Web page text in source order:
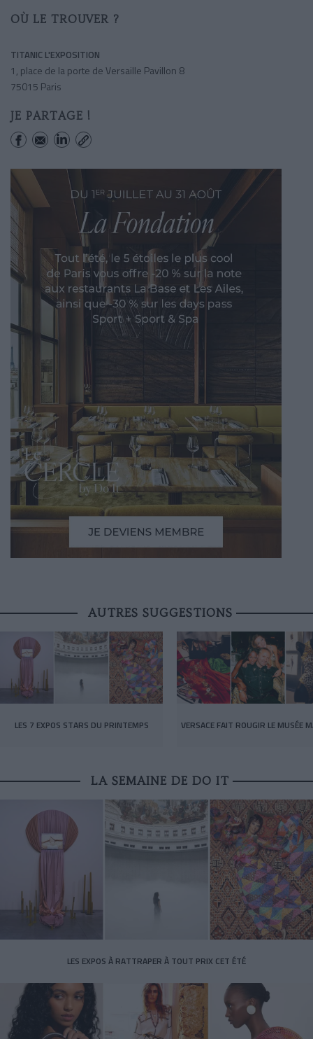
OÙ LE TROUVER ?
TITANIC L'EXPOSITION
1, place de la porte de Versaille Pavillon 8
75015 Paris
JE PARTAGE !
AUTRES SUGGESTIONS
LES 7 EXPOS STARS DU PRINTEMPS VERSACE FAIT ROUGIR LE MUSÉE
LA SEMAINE DE DO IT
LES EXPOS À RATTRAPER À TOUT PRIX CET ÉTÉ